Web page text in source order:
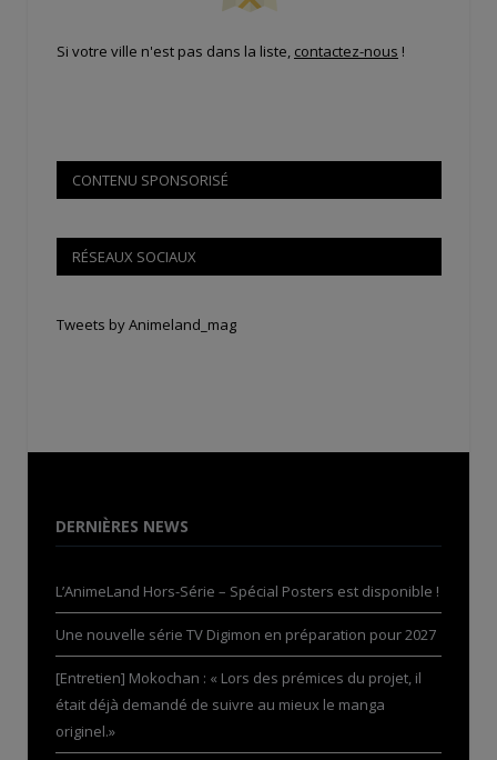
Si votre ville n'est pas dans la liste, contactez-nous !
CONTENU SPONSORISÉ
RÉSEAUX SOCIAUX
Tweets by Animeland_mag
DERNIÈRES NEWS
L’AnimeLand Hors-Série – Spécial Posters est disponible !
Une nouvelle série TV Digimon en préparation pour 2027
[Entretien] Mokochan : « Lors des prémices du projet, il
était déjà demandé de suivre au mieux le manga
originel.»